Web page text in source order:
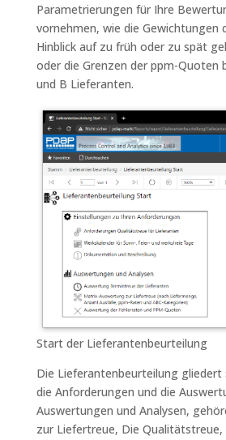
Parametrierungen für Ihre
vornehmen, wie die Gewichtungen
Hinblick auf zu früh oder zu spät
oder die Grenzen der ppm-Quoten
und B Lieferanten.
Start der Lieferantenbeurteilung
Die Lieferantenbeurteilung gliedert
die Anforderungen und die
Auswertungen und Analysen,
zur Liefertreue, Die